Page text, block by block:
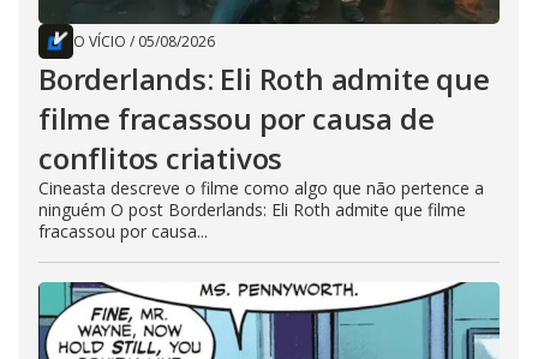
O VÍCIO / 05/08/2026
Borderlands: Eli Roth admite que
filme fracassou por causa de
conflitos criativos
Cineasta descreve o filme como algo que não pertence a
ninguém O post Borderlands: Eli Roth admite que filme
fracassou por causa...